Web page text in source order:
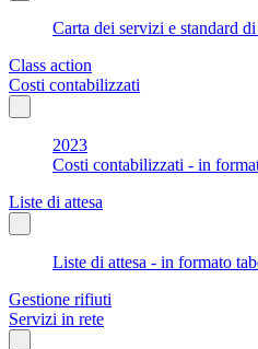
Carta dei servizi e standard
Class action
Costi contabilizzati
2023
Costi contabilizzati - in
Liste di attesa
Liste di attesa - in formato
Gestione rifiuti
Servizi in rete